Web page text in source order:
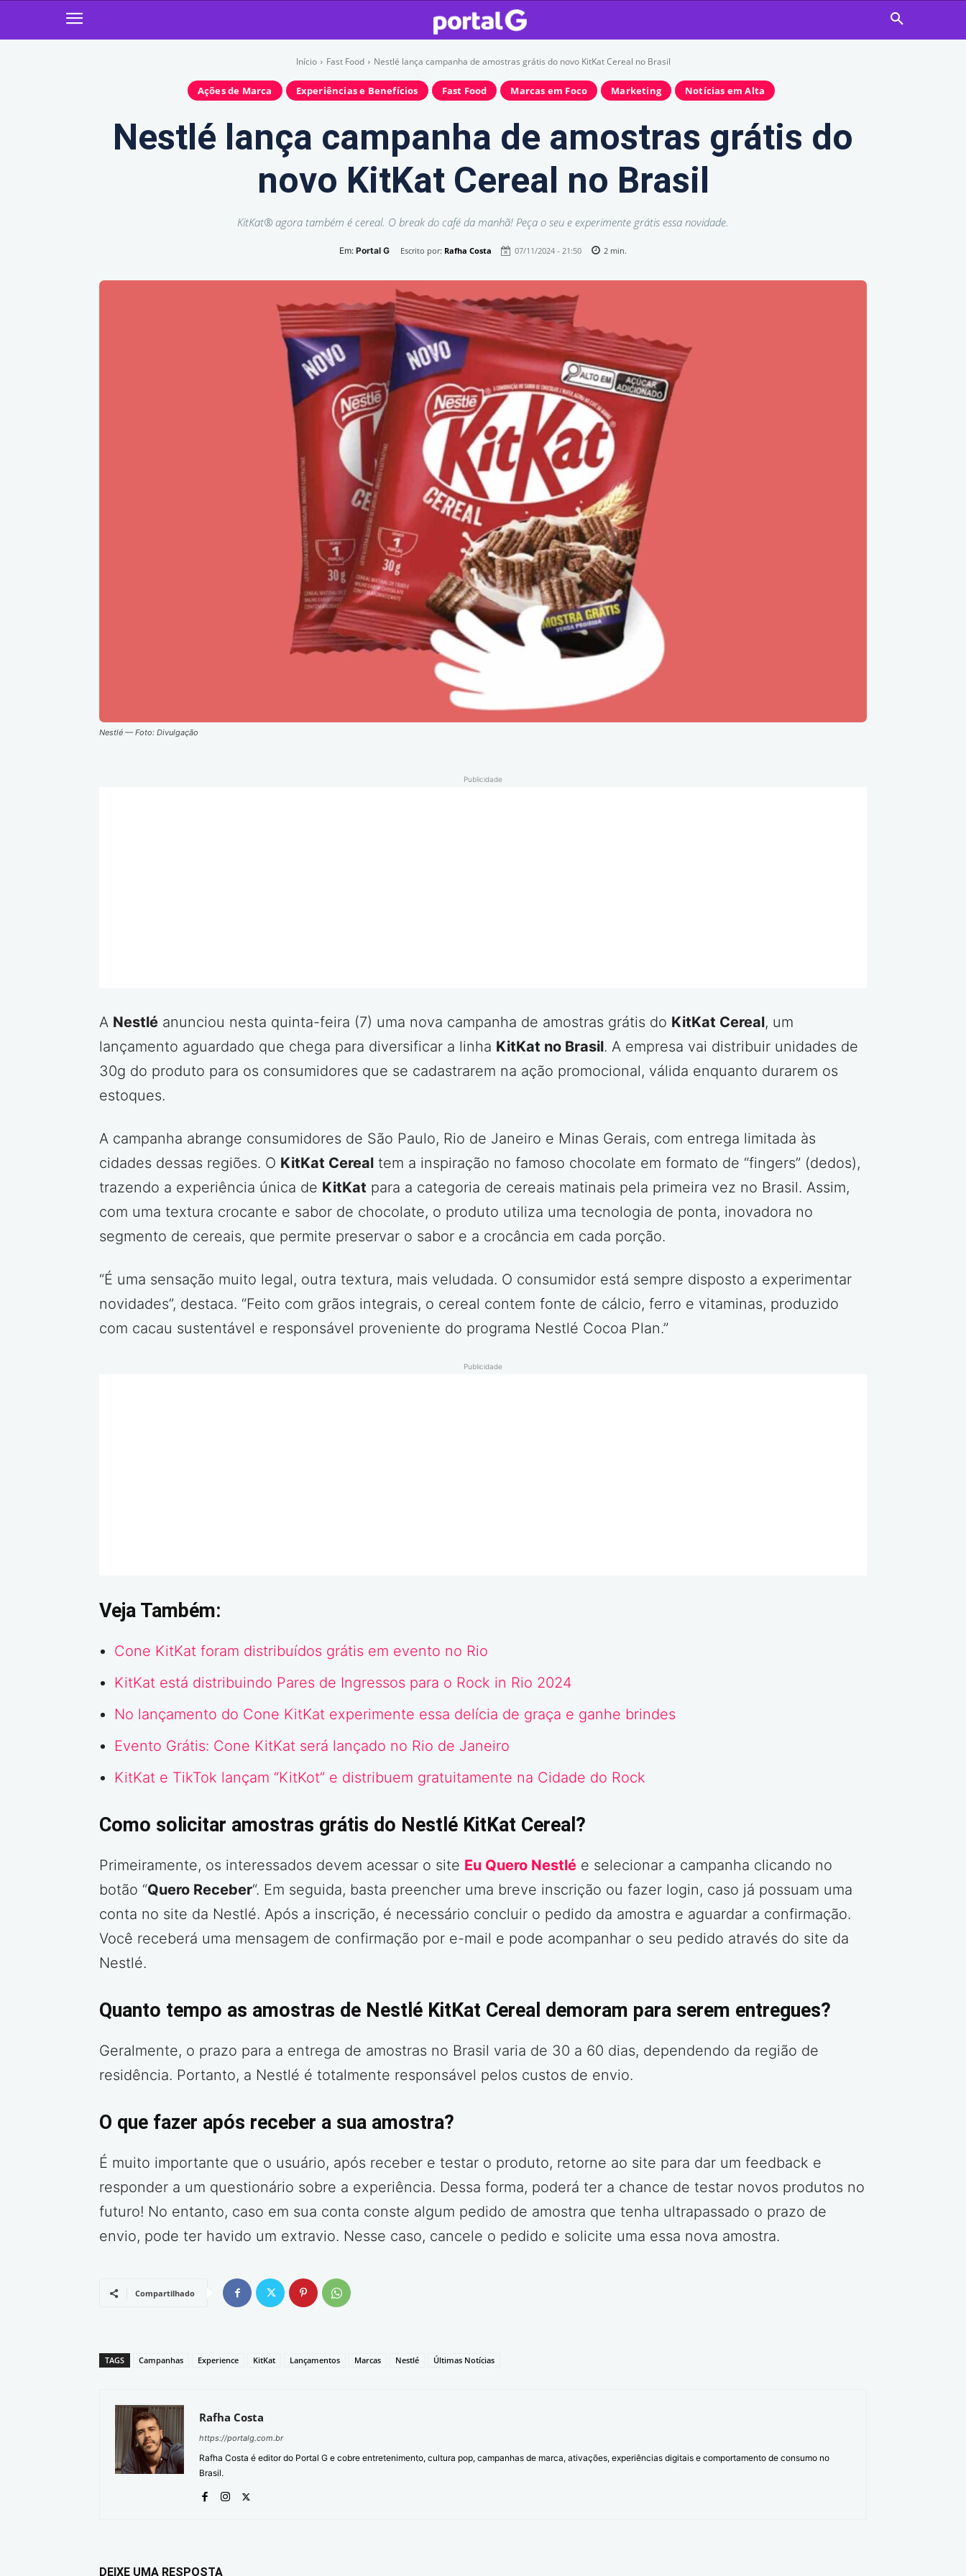
Início Fast Food Nestlé lança campanha de amostras grátis do novo KitKat Cereal no Brasil
Ações de Marca Experiências e Benefícios Fast Food Marcas em Foco Marketing Notícias em Alta
Nestlé lança campanha de amostras grátis do
novo KitKat Cereal no Brasil
KitKat® agora também é cereal. O break do café da manhã! Peça o seu e experimente grátis essa novidade.
Em: Portal G Escrito por: Rafha Costa 07/11/2024 - 21:50 2 min.
Nestlé — Foto: Divulgação
Publicidade
A Nestlé anunciou nesta quinta-feira (7) uma nova campanha de amostras grátis do KitKat Cereal, um
lançamento aguardado que chega para diversificar a linha KitKat no Brasil. A empresa vai distribuir unidades de
30g do produto para os consumidores que se cadastrarem na ação promocional, válida enquanto durarem os
estoques.
A campanha abrange consumidores de São Paulo, Rio de Janeiro e Minas Gerais, com entrega limitada às
cidades dessas regiões. O KitKat Cereal tem a inspiração no famoso chocolate em formato de “fingers” (dedos),
trazendo a experiência única de KitKat para a categoria de cereais matinais pela primeira vez no Brasil. Assim,
com uma textura crocante e sabor de chocolate, o produto utiliza uma tecnologia de ponta, inovadora no
segmento de cereais, que permite preservar o sabor e a crocância em cada porção.
“É uma sensação muito legal, outra textura, mais veludada. O consumidor está sempre disposto a experimentar
novidades”, destaca. “Feito com grãos integrais, o cereal contem fonte de cálcio, ferro e vitaminas, produzido
com cacau sustentável e responsável proveniente do programa Nestlé Cocoa Plan.”
Publicidade
Veja Também:
Cone KitKat foram distribuídos grátis em evento no Rio
KitKat está distribuindo Pares de Ingressos para o Rock in Rio 2024
No lançamento do Cone KitKat experimente essa delícia de graça e ganhe brindes
Evento Grátis: Cone KitKat será lançado no Rio de Janeiro
KitKat e TikTok lançam “KitKot” e distribuem gratuitamente na Cidade do Rock
Como solicitar amostras grátis do Nestlé KitKat Cereal?
Primeiramente, os interessados devem acessar o site Eu Quero Nestlé e selecionar a campanha clicando no
botão “Quero Receber“. Em seguida, basta preencher uma breve inscrição ou fazer login, caso já possuam uma
conta no site da Nestlé. Após a inscrição, é necessário concluir o pedido da amostra e aguardar a confirmação.
Você receberá uma mensagem de confirmação por e-mail e pode acompanhar o seu pedido através do site da
Nestlé.
Quanto tempo as amostras de Nestlé KitKat Cereal demoram para serem entregues?
Geralmente, o prazo para a entrega de amostras no Brasil varia de 30 a 60 dias, dependendo da região de
residência. Portanto, a Nestlé é totalmente responsável pelos custos de envio.
O que fazer após receber a sua amostra?
É muito importante que o usuário, após receber e testar o produto, retorne ao site para dar um feedback e
responder a um questionário sobre a experiência. Dessa forma, poderá ter a chance de testar novos produtos no
futuro! No entanto, caso em sua conta conste algum pedido de amostra que tenha ultrapassado o prazo de
envio, pode ter havido um extravio. Nesse caso, cancele o pedido e solicite uma essa nova amostra.
Compartilhado
TAGS Campanhas Experience KitKat Lançamentos Marcas Nestlé Últimas Notícias
Rafha Costa
https://portalg.com.br
Rafha Costa é editor do Portal G e cobre entretenimento, cultura pop, campanhas de marca, ativações, experiências digitais e comportamento de consumo no
Brasil.
DEIXE UMA RESPOSTA